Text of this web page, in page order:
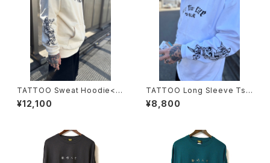
TATTOO Sweat Hoodie<N
ATURAL>
¥12,100
TATTOO Long Sleeve Tshi
rts<WHITE>
¥8,800